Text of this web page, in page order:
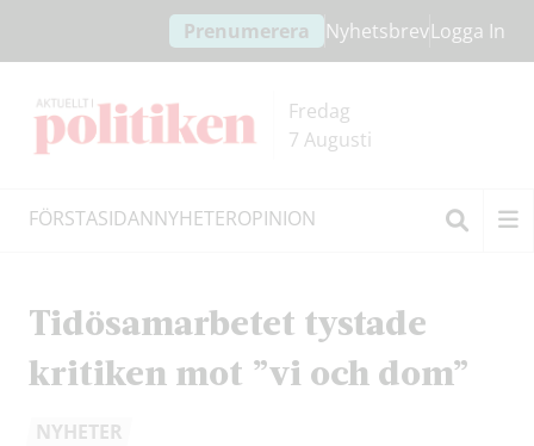
innehållet
headern
Prenumerera NyhetsbrevLogga In
Fredag
7 Augusti
FÖRSTASIDANNYHETEROPINION
Tidösamarbetet tystade
kritiken mot ”vi och dom”
NYHETER